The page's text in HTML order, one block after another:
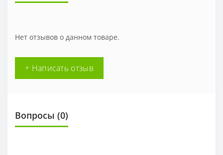
Нет отзывов о данном товаре.
+ Написать отзыв
Вопросы (0)